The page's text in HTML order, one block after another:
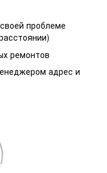
проблеме
ремонтов
адрес и